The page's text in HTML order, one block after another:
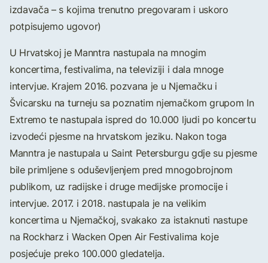
izdavača – s kojima trenutno pregovaram i uskoro
potpisujemo ugovor)
U Hrvatskoj je Manntra nastupala na mnogim
koncertima, festivalima, na televiziji i dala mnoge
intervjue. Krajem 2016. pozvana je u Njemačku i
Švicarsku na turneju sa poznatim njemačkom grupom In
Extremo te nastupala ispred do 10.000 ljudi po koncertu
izvodeći pjesme na hrvatskom jeziku. Nakon toga
Manntra je nastupala u Saint Petersburgu gdje su pjesme
bile primljene s oduševljenjem pred mnogobrojnom
publikom, uz radijske i druge medijske promocije i
intervjue. 2017. i 2018. nastupala je na velikim
koncertima u Njemačkoj, svakako za istaknuti nastupe
na Rockharz i Wacken Open Air Festivalima koje
posjećuje preko 100.000 gledatelja.